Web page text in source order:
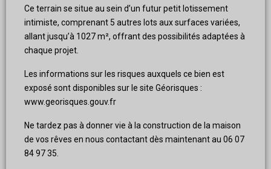
Ce terrain se situe au sein d’un futur petit lotissement
intimiste, comprenant 5 autres lots aux surfaces variées,
allant jusqu’à 1027 m², offrant des possibilités adaptées à
chaque projet.
Les informations sur les risques auxquels ce bien est
exposé sont disponibles sur le site Géorisques :
www.georisques.gouv.fr
Ne tardez pas à donner vie à la construction de la maison
de vos rêves en nous contactant dès maintenant au 06 07
84 97 35.